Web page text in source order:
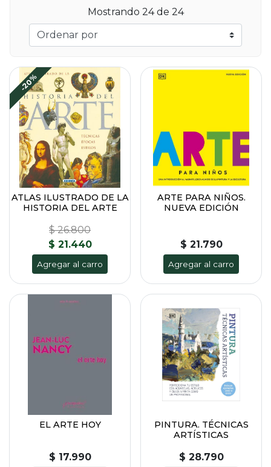
Mostrando 24 de 24
-20%
ATLAS ILUSTRADO DE LA
HISTORIA DEL ARTE
$ 26.800
$ 21.440
Agregar al carro
ARTE PARA NIÑOS.
NUEVA EDICIÓN
$ 21.790
Agregar al carro
EL ARTE HOY
$ 17.990
PINTURA. TÉCNICAS
ARTÍSTICAS
$ 28.790